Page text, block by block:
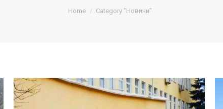
Home Category "Новини"